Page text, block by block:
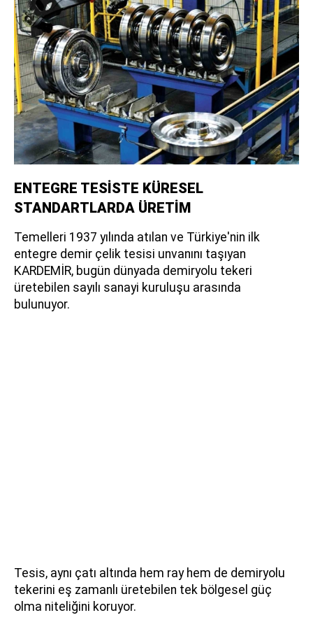
ENTEGRE TESİSTE KÜRESEL
STANDARTLARDA ÜRETİM
Temelleri 1937 yılında atılan ve Türkiye'nin ilk
entegre demir çelik tesisi unvanını taşıyan
KARDEMİR, bugün dünyada demiryolu tekeri
üretebilen sayılı sanayi kuruluşu arasında
bulunuyor.
Tesis, aynı çatı altında hem ray hem de demiryolu
tekerini eş zamanlı üretebilen tek bölgesel güç
olma niteliğini koruyor.